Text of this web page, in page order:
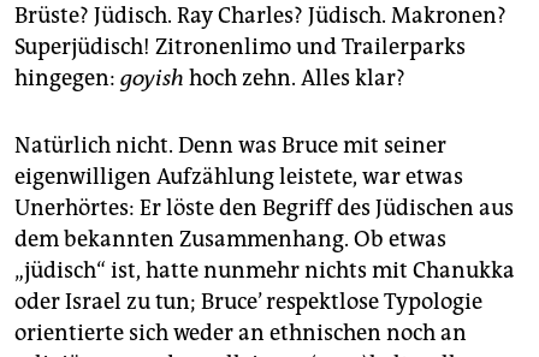
Brüste? Jüdisch. Ray Charles? Jüdisch. Makronen?
Superjüdisch! Zitronenlimo und Trailerparks
hingegen: goyish hoch zehn. Alles klar?
Natürlich nicht. Denn was Bruce mit seiner
eigenwilligen Aufzählung leistete, war etwas
Unerhörtes: Er löste den Begriff des Jüdischen aus
dem bekannten Zusammenhang. Ob etwas
„jüdisch“ ist, hatte nunmehr nichts mit Chanukka
oder Israel zu tun; Bruce’ respektlose Typologie
orientierte sich weder an ethnischen noch an